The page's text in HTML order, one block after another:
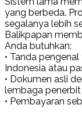
yang berbeda.
segalanya lebih
Balikpapan
Anda butuhkan:
• Tanda
Indonesia atau
• Dokumen asli
lembaga penerbit
• Pembayaran